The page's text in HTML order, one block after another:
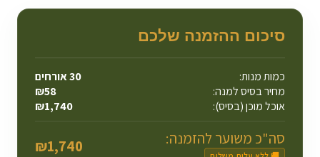
סיכום ההזמנה שלכם
כמות מנות: 30אורחים
מחיר בסיס למנה:
₪58
אוכל מוכן (בסיס):
₪1,740
סה"כ משוער להזמנה: ₪1,740